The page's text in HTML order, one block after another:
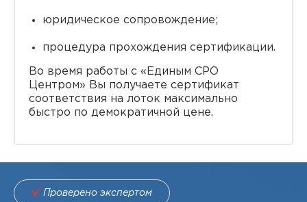
юридическое сопровождение;
процедура прохождения сертификации.
Во время работы с «Единым СРО
Центром» Вы получаете сертификат
соответствия на лоток максимально
быстро по демократичной цене.
Проверено экспертом